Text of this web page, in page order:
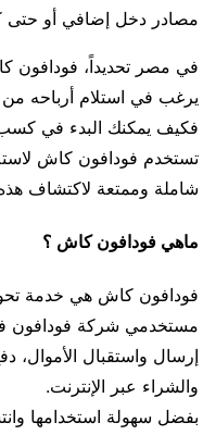
مصادر دخل إضافي أو حتى
في مصر تحديداً، فودافون
يرغب في استلام أرباحه
فكيف يمكنك البدء في كسب
تستخدم فودافون كاش
شاملة وممتعة لاكتشاف
ماهي فودافون كاش ؟
فودافون كاش هي خدمة
مستخدمي شركة فودافون
إرسال واستقبال الأموال،
والشراء عبر الإنترنت.
بفضل سهولة استخدامها